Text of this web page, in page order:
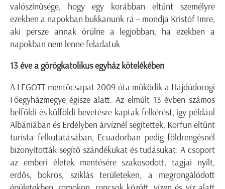
valószínűsége, hogy egy korábban eltűnt személyre
ezekben a napokban bukkanunk rá – mondja Kristóf Imre,
aki persze annak örülne a legjobban, ha ezekben a
napokban nem lenne feladatuk.
13 éve a görögkatolikus egyház kötelékében
A LEGOTT mentőcsapat 2009 óta működik a Hajdúdorogi
Főegyházmegye égisze alatt. Az elmúlt 13 évben számos
belföldi és külföldi bevetésre kaptak felkérést, így például
Albániában és Erdélyben árvíznél segítettek, Korfun eltűnt
turista felkutatásában, Ecuadorban pedig földrengésnél
bizonyították segítő szándékukat és tudásukat. A csoport
az emberi életek mentésére szakosodott, tagjai nyílt,
erdős, bokros, sziklás területeken, a megrongálódott